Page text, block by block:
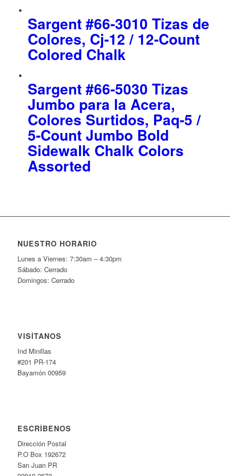
Sargent #66-3010 Tizas de
Colores, Cj-12 / 12-Count
Colored Chalk
Sargent #66-5030 Tizas
Jumbo para la Acera,
Colores Surtidos, Paq-5 /
5-Count Jumbo Bold
Sidewalk Chalk Colors
Assorted
NUESTRO HORARIO
Lunes a Viernes: 7:30am – 4:30pm
Sábado: Cerrado
Domingos: Cerrado
VISÍTANOS
Ind Minillas
#201 PR-174
Bayamón 00959
ESCRÍBENOS
Dirección Postal
P.O Box 192672
San Juan PR